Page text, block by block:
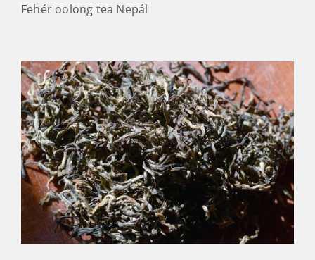
Fehér oolong tea Nepál